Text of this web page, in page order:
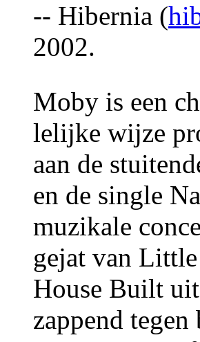
-- Hibernia (
2002.
Moby is een
lelijke wijze
aan de
en de single
muzikale
gejat van
House Built
zappend